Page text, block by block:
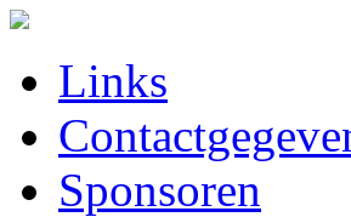
Links
Sponsoren